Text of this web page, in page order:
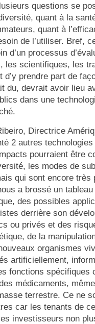
questions se
quant à la
quant à
de l’utiliser. Bref,
d’un processus
les scientifiques, les
prendre part de
du, devrait avoir lieu
dans une
Directrice
2 autres
pourraient être
les modes de
qui sont encore très
a brossé un
des possibles
derrière son
ou privés et des
de la
organismes
artificiellement,
fonctions spécifiques
médicaments,
terrestre. Ce ne
car les tenants de
investisseurs non